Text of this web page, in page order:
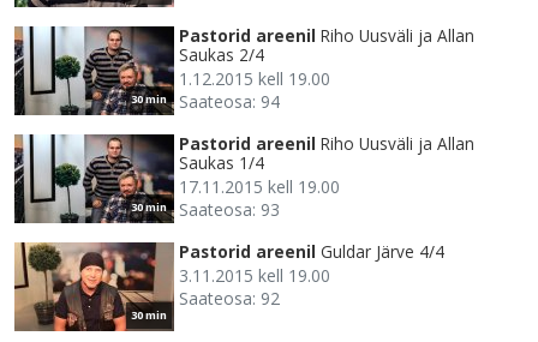
30 min
Pastorid areenil Riho Uusväli ja Allan
Saukas 2/4
1.12.2015 kell 19.00
Saateosa: 94
30 min
Pastorid areenil Riho Uusväli ja Allan
Saukas 1/4
17.11.2015 kell 19.00
Saateosa: 93
30 min
Pastorid areenil Guldar Järve 4/4
3.11.2015 kell 19.00
Saateosa: 92